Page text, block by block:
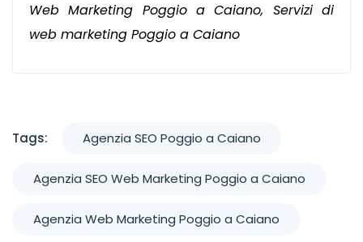
Web Marketing Poggio a Caiano, Servizi di
web marketing Poggio a Caiano
Tags: Agenzia SEO Poggio a Caiano
Agenzia SEO Web Marketing Poggio a Caiano
Agenzia Web Marketing Poggio a Caiano